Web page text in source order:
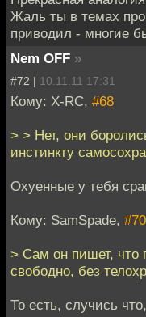
Жаль ты в темах
приводил - многие
Nem OFF »
#72 | 10.11.11 17:31
Кому: X-RC, #68
> > Нет, они
инстинкту
Охуенные у тебя
Кому: SamSpade, #70
> Сам он пишет, что
свободно, без
То есть, случись